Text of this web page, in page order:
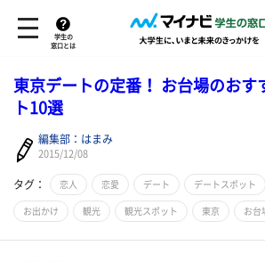
学生の
窓口とは
東京デートの定番！ お台場のおす
ト10選
編集部：はまみ
2015/12/08
タグ： 恋人 恋愛 デート デートスポット
お出かけ 観光 観光スポット 東京 お台